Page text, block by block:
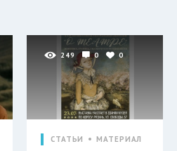
249 0 0
СТАТЬИ МАТЕРИАЛ